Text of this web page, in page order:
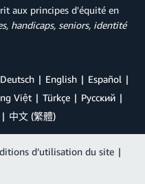
aux principes d'équité en
handicaps, seniors, identité
Deutsch English
Español
Việt Türkçe
Ρусский
中文 (繁體)
d’utilisation du site |